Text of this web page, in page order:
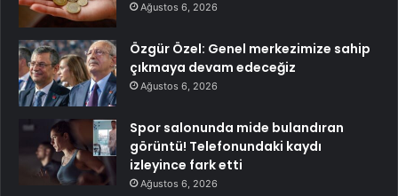
Ağustos 6, 2026
Özgür Özel: Genel merkezimize sahip
çıkmaya devam edeceğiz
Ağustos 6, 2026
Spor salonunda mide bulandıran
görüntü! Telefonundaki kaydı
izleyince fark etti
Ağustos 6, 2026